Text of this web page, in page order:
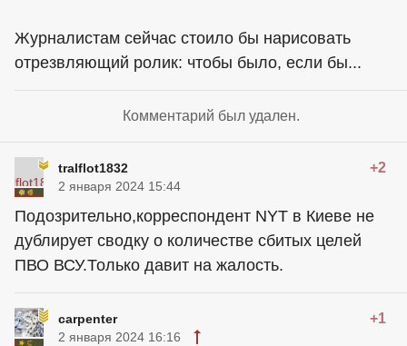
Журналистам сейчас стоило бы нарисовать
отрезвляющий ролик: чтобы было, если бы...
Комментарий был удален.
tralflot1832 +2
2 января 2024 15:44
Подозрительно,корреспондент NYT в Киеве не
дублирует сводку о количестве сбитых целей
ПВО ВСУ.Только давит на жалость.
carpenter +1
2 января 2024 16:16